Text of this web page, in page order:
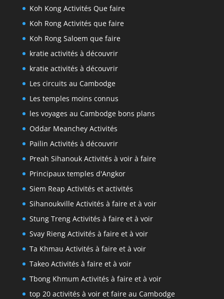
Koh Kong Activités Que faire
Koh Rong Activités que faire
Koh Rong Saloem que faire
kratie activités à découvrir
kratie activités à découvrir
Les circuits au Cambodge
Les temples moins connus
les voyages au Cambodge bons plans
Oddar Meanchey Activités
Pailin Activités à découvrir
Preah Sihanouk Activités à voir à faire
Principaux temples d'Angkor
Siem Reap Activités et activités
Sihanoukville Activités à faire et à voir
Stung Treng Activités à faire et à voir
Svay Rieng Activités à faire et à voir
Ta Khmau Activités à faire et à voir
Takeo Activités à faire et à voir
Tbong Khmum Activités à faire et à voir
top 20 activités à voir et faire au Cambodge